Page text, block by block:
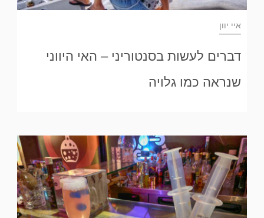
איי יוון
דברים לעשות בסנטוריני – האי היווני
שנראה כמו גלויה